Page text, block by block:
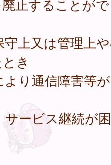
止することが
上又は管理上
き
り通信障害等
ービス継続が